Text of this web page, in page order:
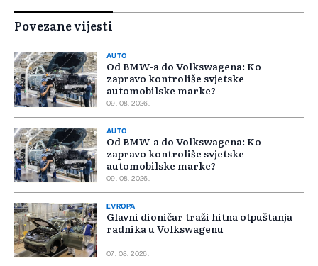
Povezane vijesti
AUTO
Od BMW-a do Volkswagena: Ko
zapravo kontroliše svjetske
automobilske marke?
09. 08. 2026.
AUTO
Od BMW-a do Volkswagena: Ko
zapravo kontroliše svjetske
automobilske marke?
09. 08. 2026.
EVROPA
Glavni dioničar traži hitna otpuštanja
radnika u Volkswagenu
07. 08. 2026.